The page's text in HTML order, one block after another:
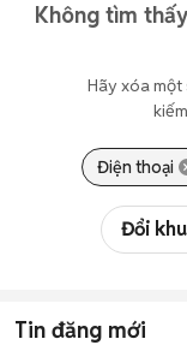
Không tìm
Hãy xóa một
Điện thoại
Đổi
Tin đăng mới